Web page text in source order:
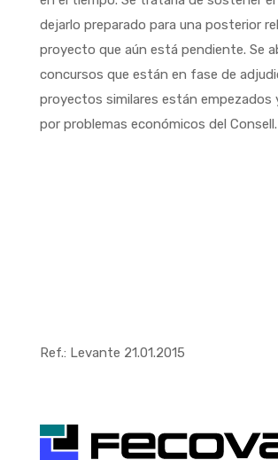
dejarlo preparado para una posterior
proyecto que aún está pendiente. Se
concursos que están en fase de
proyectos similares están empezados
por problemas económicos del Consell.
Ref.: Levante 21.01.2015